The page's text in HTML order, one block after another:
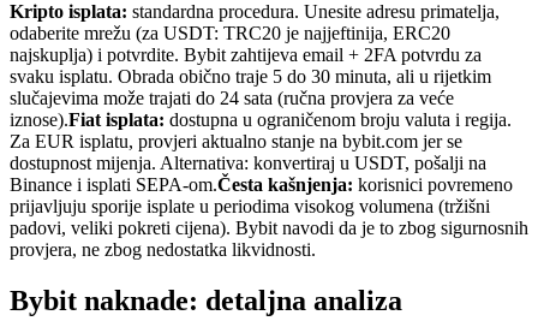
Kripto isplata: standardna procedura. Unesite adresu primatelja,
odaberite mrežu (za USDT: TRC20 je najjeftinija, ERC20
najskuplja) i potvrdite. Bybit zahtijeva email + 2FA potvrdu za
svaku isplatu. Obrada obično traje 5 do 30 minuta, ali u rijetkim
slučajevima može trajati do 24 sata (ručna provjera za veće
iznose).Fiat isplata: dostupna u ograničenom broju valuta i regija.
Za EUR isplatu, provjeri aktualno stanje na bybit.com jer se
dostupnost mijenja. Alternativa: konvertiraj u USDT, pošalji na
Binance i isplati SEPA-om.Česta kašnjenja: korisnici povremeno
prijavljuju sporije isplate u periodima visokog volumena (tržišni
padovi, veliki pokreti cijena). Bybit navodi da je to zbog sigurnosnih
provjera, ne zbog nedostatka likvidnosti.
Bybit naknade: detaljna analiza